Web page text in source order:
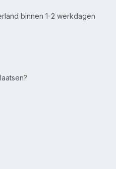
binnen 1-2 werkdagen